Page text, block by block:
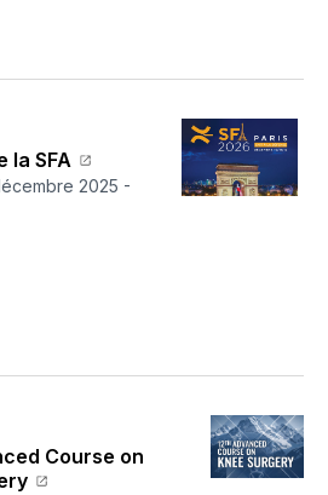
la SFA
2025 -
Course on